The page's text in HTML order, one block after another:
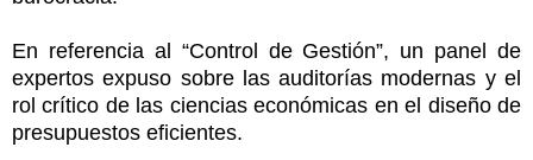
En referencia al “Control de Gestión”, un panel de
expertos expuso sobre las auditorías modernas y el
rol crítico de las ciencias económicas en el diseño de
presupuestos eficientes.